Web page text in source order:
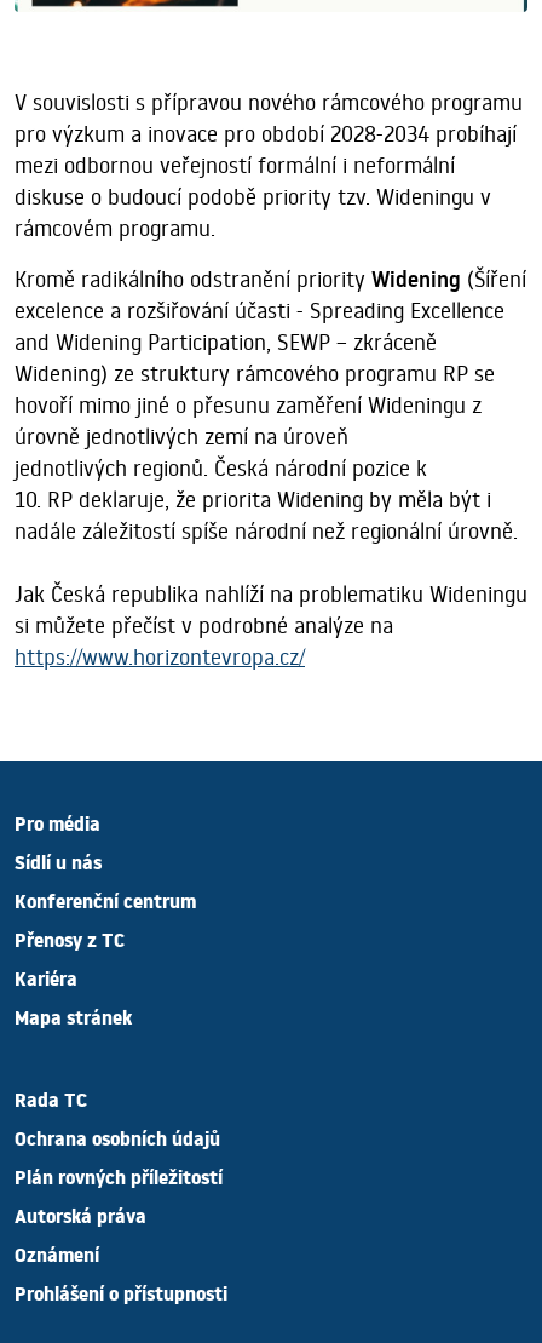
V souvislosti s přípravou nového rámcového programu
pro výzkum a inovace pro období 2028-2034 probíhají
mezi odbornou veřejností formální i neformální
diskuse o budoucí podobě priority tzv. Wideningu v
rámcovém programu.
Kromě radikálního odstranění priority Widening (Šíření
excelence a rozšiřování účasti - Spreading Excellence
and Widening Participation, SEWP – zkráceně
Widening) ze struktury rámcového programu RP se
hovoří mimo jiné o přesunu zaměření Wideningu z
úrovně jednotlivých zemí na úroveň
jednotlivých regionů. Česká národní pozice k
10. RP deklaruje, že priorita Widening by měla být i
nadále záležitostí spíše národní než regionální úrovně.
Jak Česká republika nahlíží na problematiku Wideningu
si můžete přečíst v podrobné analýze na
https://www.horizontevropa.cz/
Pro média
Sídlí u nás
Konferenční centrum
Přenosy z TC
Kariéra
Mapa stránek
Rada TC
Ochrana osobních údajů
Plán rovných příležitostí
Autorská práva
Oznámení
Prohlášení o přístupnosti